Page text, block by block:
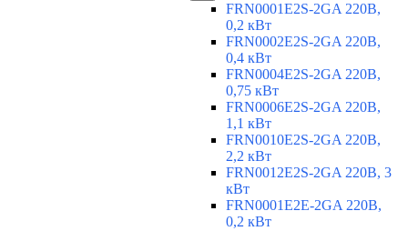
FRN0001E2S-2GA 220В,
0,2 кВт
FRN0002E2S-2GA 220В,
0,4 кВт
FRN0004E2S-2GA 220В,
0,75 кВт
FRN0006E2S-2GA 220В,
1,1 кВт
FRN0010E2S-2GA 220В,
2,2 кВт
FRN0012E2S-2GA 220В, 3
кВт
FRN0001E2E-2GA 220В,
0,2 кВт